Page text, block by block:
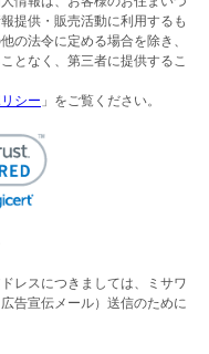
提供・販売活動に利用するも
の法令に定める場合を除き、
となく、第三者に提供するこ
シー 」をご覧ください。
レスにつきましては、ミサワ
告宣伝メール）送信のために